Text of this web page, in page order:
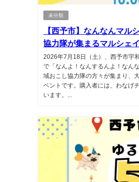
未分類
【西予市】なんなんマル
協力隊が集まるマルシェ
2026年7月18日（土）、西予市宇
で「なんよ！なんするんよ！なん
域おこし協力隊の方々が集まり、
ベントです。購入者には、わなげ
います。...